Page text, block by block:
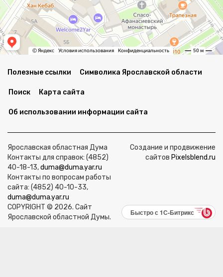
Полезные ссылки Символика Ярославской области
Поиск Карта сайта
Об использовании информации сайта
Ярославская областная Дума
Контакты для справок: (4852)
40-18-13,duma@duma.yar.ru
Контакты по вопросам работы
сайта: (4852) 40-10-33,
duma@duma.yar.ru
COPYRIGHT © 2026. Сайт
Ярославской областной Думы.
Создание и продвижение
сайтов Pixelsblend.ru
Быстро с 1С-Битрикс